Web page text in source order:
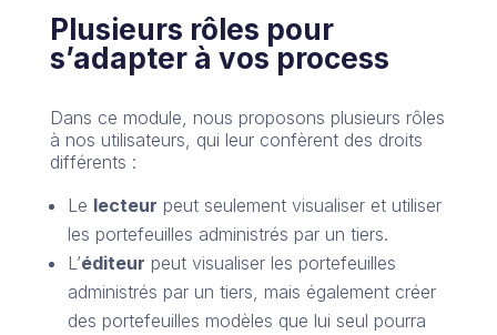
Plusieurs rôles pour
s’adapter à vos process
Dans ce module, nous proposons plusieurs rôles
à nos utilisateurs, qui leur confèrent des droits
différents :
Le lecteur peut seulement visualiser et utiliser
les portefeuilles administrés par un tiers.
L’éditeur peut visualiser les portefeuilles
administrés par un tiers, mais également créer
des portefeuilles modèles que lui seul pourra